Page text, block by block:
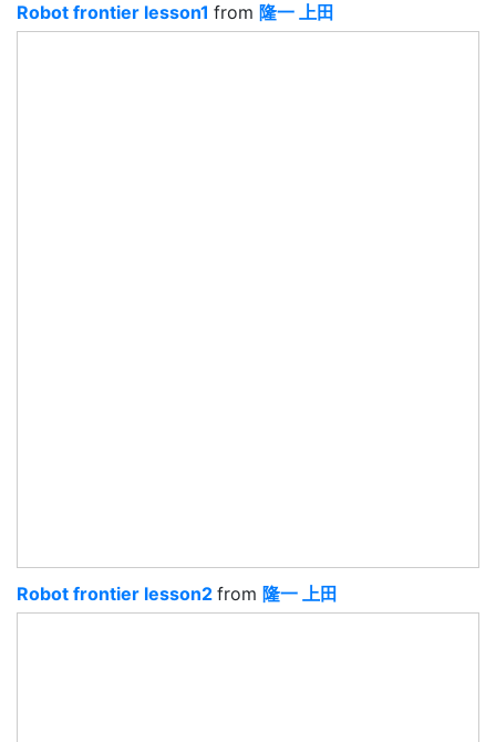
Robot frontier lesson1 from 隆一 上田
Robot frontier lesson2 from 隆一 上田